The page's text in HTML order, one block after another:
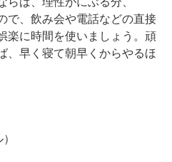
で、飲み会や電話などの直接
楽に時間を使いましょう。頑
、早く寝て朝早くからやるほ